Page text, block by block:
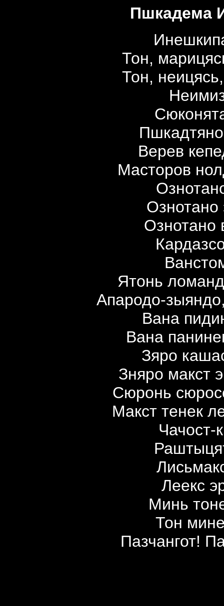
Пшкадема
Тон,
Тон,
Верев
Масторов
Ознотано
Ознотано
Ятонь
Апародо-
Вана
Вана
Зяро
Зняро макст
Сюронь
Макст тенек
Чачост-
Леекс
Минь
Тон
Пазчангот!